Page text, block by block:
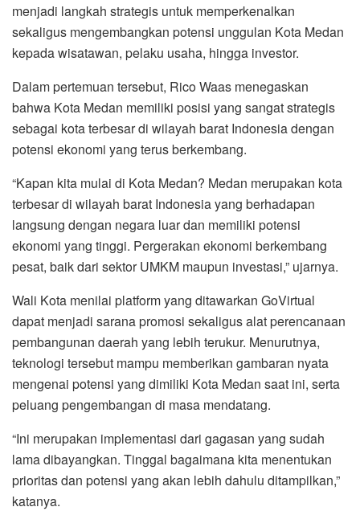
menjadi langkah strategis untuk memperkenalkan
sekaligus mengembangkan potensi unggulan Kota Medan
kepada wisatawan, pelaku usaha, hingga investor.
Dalam pertemuan tersebut, Rico Waas menegaskan
bahwa Kota Medan memiliki posisi yang sangat strategis
sebagai kota terbesar di wilayah barat Indonesia dengan
potensi ekonomi yang terus berkembang.
“Kapan kita mulai di Kota Medan? Medan merupakan kota
terbesar di wilayah barat Indonesia yang berhadapan
langsung dengan negara luar dan memiliki potensi
ekonomi yang tinggi. Pergerakan ekonomi berkembang
pesat, baik dari sektor UMKM maupun investasi,” ujarnya.
Wali Kota menilai platform yang ditawarkan GoVirtual
dapat menjadi sarana promosi sekaligus alat perencanaan
pembangunan daerah yang lebih terukur. Menurutnya,
teknologi tersebut mampu memberikan gambaran nyata
mengenai potensi yang dimiliki Kota Medan saat ini, serta
peluang pengembangan di masa mendatang.
“Ini merupakan implementasi dari gagasan yang sudah
lama dibayangkan. Tinggal bagaimana kita menentukan
prioritas dan potensi yang akan lebih dahulu ditampilkan,”
katanya.